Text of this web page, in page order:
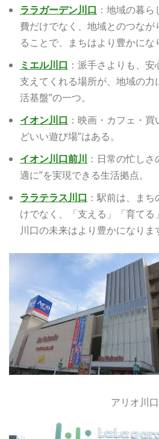
ララガーデン川口 ：地域の暮
費だけでなく、地域とのつな
ることで、まちはより豊かにな
ミエル川口 ：派手さよりも、
支えてくれる場所が、地域の力
活基盤”の一つ。
イオン川口 ：映画・カフェ・
どいい遊び場”はある。
イオン川口前川 ：日常の忙し
適に”を実現できる生活拠点。
ララテラス川口 ：駅前は、ま
けでなく、「支える」「育てる
川口の未来はより豊かになりま
アリオ川口